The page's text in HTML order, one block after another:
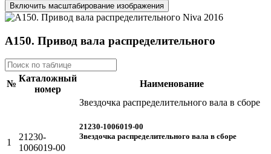
Включить масштабирование изображения
A150. Привод вала распределительного
№
Каталожный
номер
Наименование
1
21230-
1006019-00
Звездочка распределительного вала в сборе
21230-1006019-00
Звездочка распределительного вала в сборе